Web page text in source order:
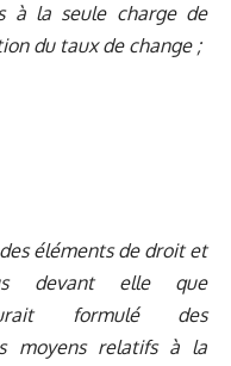
à la seule charge de
du taux de change ;
éléments de droit et
devant elle que
formulé des
moyens relatifs à la